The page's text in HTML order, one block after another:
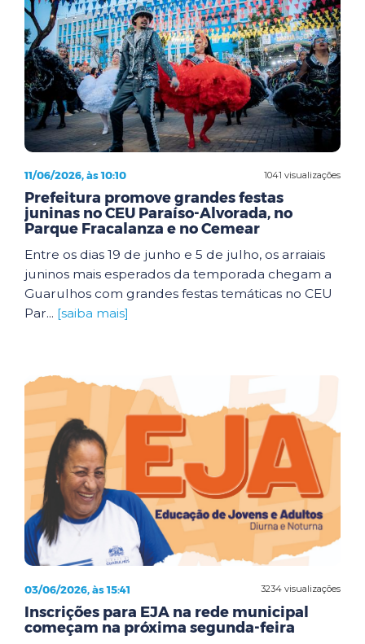
1041 visualizações
11/06/2026, às 10:10
Prefeitura promove grandes festas
juninas no CEU Paraíso-Alvorada, no
Parque Fracalanza e no Cemear
Entre os dias 19 de junho e 5 de julho, os arraiais
juninos mais esperados da temporada chegam a
Guarulhos com grandes festas temáticas no CEU
Par... [saiba mais]
3234 visualizações
03/06/2026, às 15:41
Inscrições para EJA na rede municipal
começam na próxima segunda-feira